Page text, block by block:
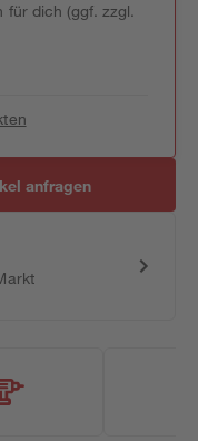
für dich (ggf. zzgl.
anfragen